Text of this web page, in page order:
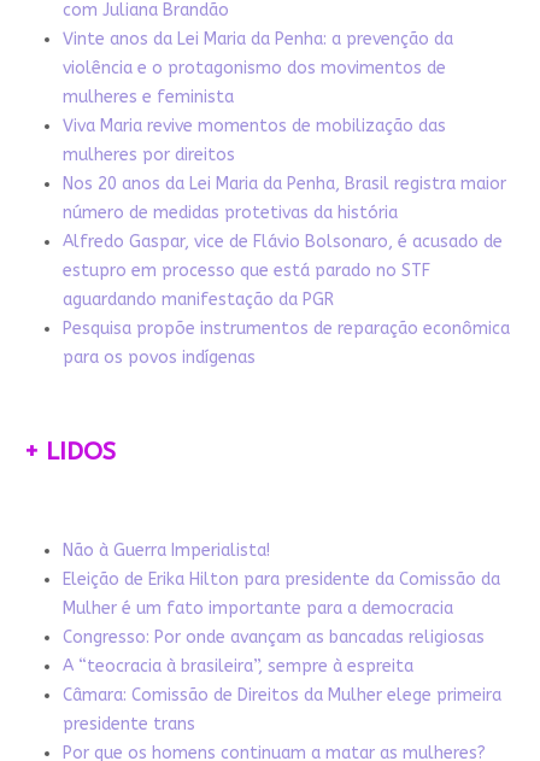
com Juliana Brandão
Vinte anos da Lei Maria da Penha: a prevenção da
violência e o protagonismo dos movimentos de
mulheres e feminista
Viva Maria revive momentos de mobilização das
mulheres por direitos
Nos 20 anos da Lei Maria da Penha, Brasil registra maior
número de medidas protetivas da história
Alfredo Gaspar, vice de Flávio Bolsonaro, é acusado de
estupro em processo que está parado no STF
aguardando manifestação da PGR
Pesquisa propõe instrumentos de reparação econômica
para os povos indígenas
+ LIDOS
Não à Guerra Imperialista!
Eleição de Erika Hilton para presidente da Comissão da
Mulher é um fato importante para a democracia
Congresso: Por onde avançam as bancadas religiosas
A “teocracia à brasileira”, sempre à espreita
Câmara: Comissão de Direitos da Mulher elege primeira
presidente trans
Por que os homens continuam a matar as mulheres?